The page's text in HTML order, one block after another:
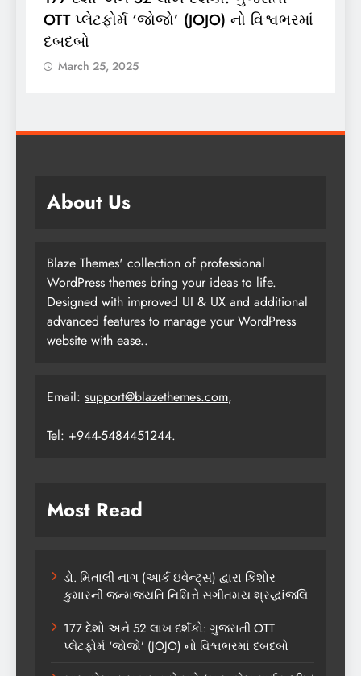
લાઈટ ઝીપ’ 10 કિલો કંપોઝિટ સિલિન્ડરનું
લોન્ચિંગ
March 25, 2025
About Us
Blaze Themes' collection of professional
WordPress themes bring your ideas to life.
Designed with improved UI & UX and additional
advanced features to manage your WordPress
website with ease..
Email: support@blazethemes.com,
Tel: +944-5484451244.
Most Read
ડો. મિતાલી નાગ (આર્ક ઇવેન્ટ્સ) દ્વારા કિશોર
કુમારની જન્મજયંતિ નિમિત્તે સંગીતમય શ્રદ્ધાંજલિ
177 દેશો અને 52 લાખ દર્શકો: ગુજરાતી OTT
પ્લેટફોર્મ ‘જોજો’ (JOJO) નો વિશ્વભરમાં દબદબો